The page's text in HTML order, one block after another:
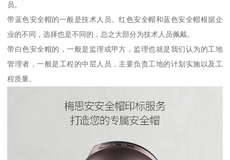
员。
带蓝色安全帽的一般是技术人员。红色安全帽和蓝色安全帽根据企
业的不同，选择也是不同的，总之大部分为技术人员佩戴。
带白色安全帽的，一般是监理或甲方，监理也就是我们认为的工地
管理者，一般是工程的中层人员，主要负责工地的计划实施以及工
程质量。